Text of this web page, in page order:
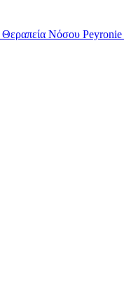
Θεραπεία Νόσου Peyronie